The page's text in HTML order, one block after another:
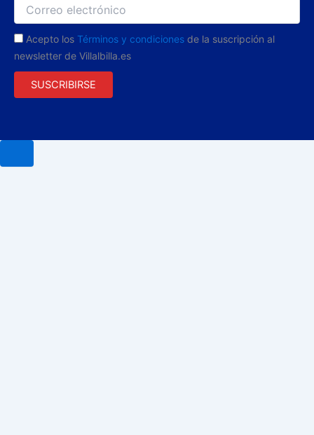
Acepto los Términos y condiciones de la suscripción al
newsletter de Villalbilla.es
SUSCRIBIRSE